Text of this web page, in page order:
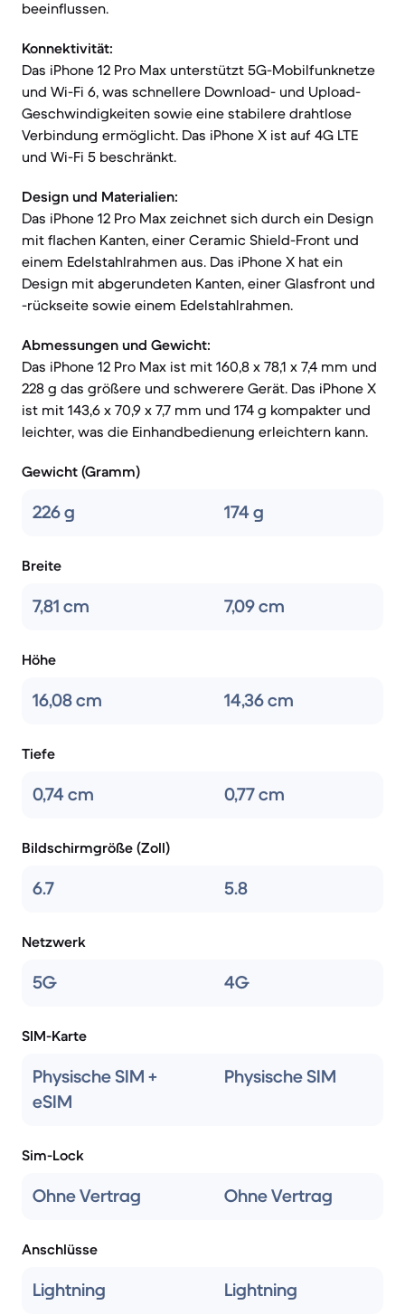
beeinflussen.
Konnektivität:
Das iPhone 12 Pro Max unterstützt 5G-Mobilfunknetze
und Wi-Fi 6, was schnellere Download- und Upload-
Geschwindigkeiten sowie eine stabilere drahtlose
Verbindung ermöglicht. Das iPhone X ist auf 4G LTE
und Wi-Fi 5 beschränkt.
Design und Materialien:
Das iPhone 12 Pro Max zeichnet sich durch ein Design
mit flachen Kanten, einer Ceramic Shield-Front und
einem Edelstahlrahmen aus. Das iPhone X hat ein
Design mit abgerundeten Kanten, einer Glasfront und
-rückseite sowie einem Edelstahlrahmen.
Abmessungen und Gewicht:
Das iPhone 12 Pro Max ist mit 160,8 x 78,1 x 7,4 mm und
228 g das größere und schwerere Gerät. Das iPhone X
ist mit 143,6 x 70,9 x 7,7 mm und 174 g kompakter und
leichter, was die Einhandbedienung erleichtern kann.
Gewicht (Gramm)
226 g 174 g
Breite
7,81 cm 7,09 cm
Höhe
16,08 cm 14,36 cm
Tiefe
0,74 cm 0,77 cm
Bildschirmgröße (Zoll)
6.7 5.8
Netzwerk
5G 4G
SIM-Karte
Physische SIM +
eSIM
Physische SIM
Sim-Lock
Ohne Vertrag Ohne Vertrag
Anschlüsse
Lightning Lightning